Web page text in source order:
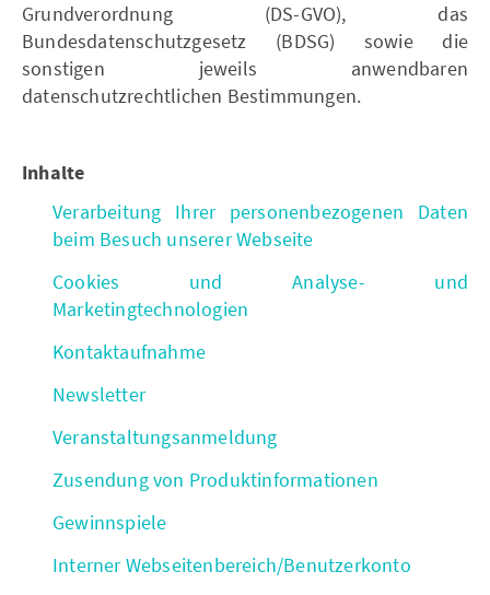
Grundverordnung (DS-GVO), das
Bundesdatenschutzgesetz (BDSG) sowie die
sonstigen jeweils anwendbaren
datenschutzrechtlichen Bestimmungen.
Inhalte
Verarbeitung Ihrer personenbezogenen Daten
beim Besuch unserer Webseite
Cookies und Analyse- und
Marketingtechnologien
Kontaktaufnahme
Newsletter
Veranstaltungsanmeldung
Zusendung von Produktinformationen
Gewinnspiele
Interner Webseitenbereich/Benutzerkonto